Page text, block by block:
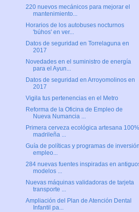
220 nuevos mecánicos para mejorar el
mantenimiento...
Horarios de los autobuses nocturnos
'búhos' en ver...
Datos de seguridad en Torrelaguna en
2017
Novedades en el suministro de energía
para el Ayun...
Datos de seguridad en Arroyomolinos en
2017
Vigila tus pertenencias en el Metro
Reforma de la Oficina de Empleo de
Nueva Numancia ...
Primera cerveza ecológica artesana 100%
madrileña ...
Guía de políticas y programas de
empleo...
284 nuevas fuentes inspiradas en
modelos ...
Nuevas máquinas validadoras de tarjeta
transporte ...
Ampliación del Plan de Atención Dental
Infantil pa...